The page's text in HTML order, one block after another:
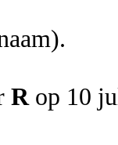
Rop 10